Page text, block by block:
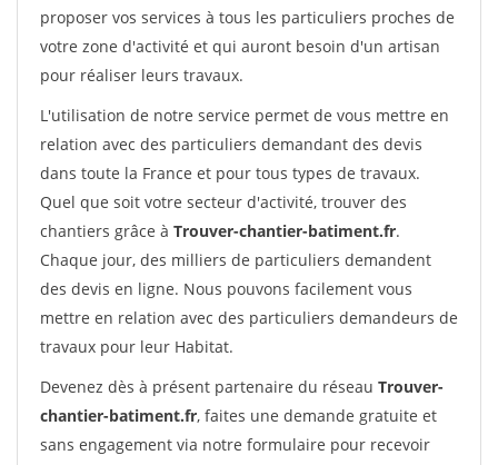
proposer vos services à tous les particuliers proches de
votre zone d'activité et qui auront besoin d'un artisan
pour réaliser leurs travaux.
L'utilisation de notre service permet de vous mettre en
relation avec des particuliers demandant des devis
dans toute la France et pour tous types de travaux.
Quel que soit votre secteur d'activité, trouver des
chantiers grâce à Trouver-chantier-batiment.fr.
Chaque jour, des milliers de particuliers demandent
des devis en ligne. Nous pouvons facilement vous
mettre en relation avec des particuliers demandeurs de
travaux pour leur Habitat.
Devenez dès à présent partenaire du réseau Trouver-
chantier-batiment.fr, faites une demande gratuite et
sans engagement via notre formulaire pour recevoir